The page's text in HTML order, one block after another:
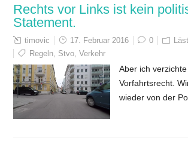
Rechts vor Links ist kein
Statement.
timovic 17. Februar 2016 0
Regeln, Stvo,Verkehr
Aber ich
Vorfahrtsrecht.
wieder von der